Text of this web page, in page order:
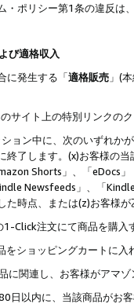
・ポリシー第1条の違反は
び適格収入
に発生する「適格販売 」(
サイト上の特別リンクの
ョン中に、次のいずれか
終了します。(x)お客様の
Shorts」、「eDocs
Newsfeeds」、「
た時点、または(z)お客様
Click注文にて商品を購入
をショッピングカートに
に関連し、お客様がアマ
日以内に、当該商品がお